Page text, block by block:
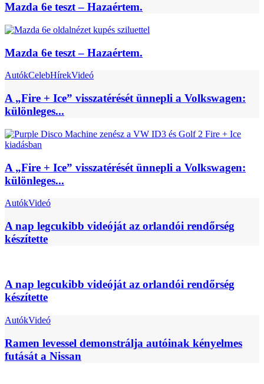
Mazda 6e teszt – Hazaértem.
Mazda 6e teszt – Hazaértem.
AutókCelebHírekVideó
A „Fire + Ice” visszatérését ünnepli a Volkswagen:
különleges...
A „Fire + Ice” visszatérését ünnepli a Volkswagen:
különleges...
AutókVideó
A nap legcukibb videóját az orlandói rendőrség
készítette
A nap legcukibb videóját az orlandói rendőrség
készítette
AutókVideó
Ramen levessel demonstrálja autóinak kényelmes
futását a Nissan